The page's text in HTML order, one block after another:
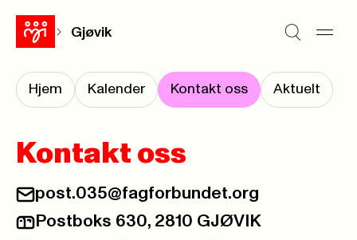
Gjøvik
Hjem Kalender Kontakt oss Aktuelt
Kontakt oss
post.035@fagforbundet.org
Postboks 630, 2810 GJØVIK